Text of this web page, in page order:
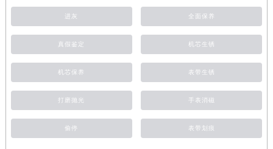
进灰 全面保养
真假鉴定 机芯生锈
机芯保养 表带生锈
打磨抛光 手表消磁
偷停 表带划痕